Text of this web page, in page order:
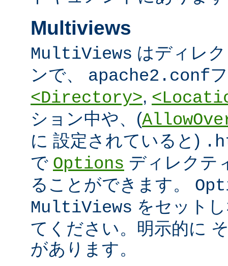
Multiviews
MultiViews はディレ
ンで、 apache2.conf
<Directory>,
ション中や、(
に 設定されていると)
で Options ディレクテ
ることができます。
MultiViews をセット
てください。明示的に
があります。